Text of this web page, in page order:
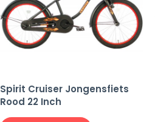
Spirit Cruiser Jongensfiets
Rood 22 Inch